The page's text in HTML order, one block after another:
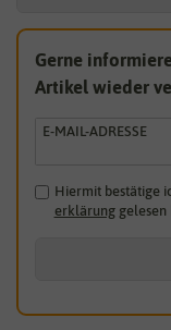
Gerne
Artikel wieder
E-MAIL-ADRESSE
Hiermit bestätige
erklärunggelesen